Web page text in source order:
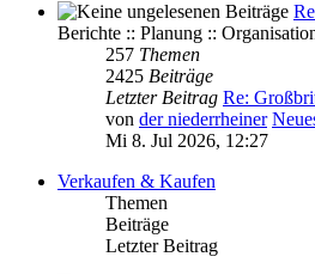
Berichte :: Planung ::
257 Themen
2425 Beiträge
Letzter Beitrag Re:
von der niederrheiner
Mi 8. Jul 2026, 12:27
Verkaufen & Kaufen
Themen
Beiträge
Letzter Beitrag